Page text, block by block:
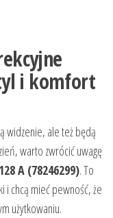
i komfort
widzenie, ale też będą
warto zwrócić uwagę
A (78246299). To
chcą mieć pewność, że
użytkowaniu.